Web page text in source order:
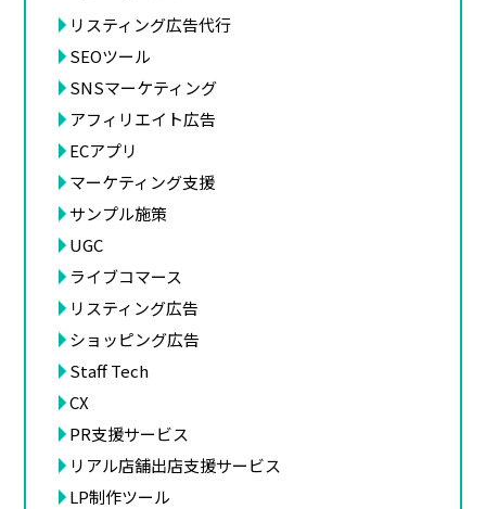
リスティング広告代行
SEOツール
SNSマーケティング
アフィリエイト広告
ECアプリ
マーケティング支援
サンプル施策
UGC
ライブコマース
リスティング広告
ショッピング広告
Staff Tech
CX
PR支援サービス
リアル店舗出店支援サービス
LP制作ツール